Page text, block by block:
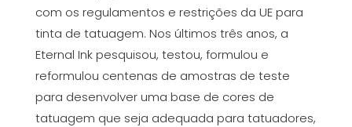
com os regulamentos e restrições da UE para
tinta de tatuagem. Nos últimos três anos, a
Eternal Ink pesquisou, testou, formulou e
reformulou centenas de amostras de teste
para desenvolver uma base de cores de
tatuagem que seja adequada para tatuadores,